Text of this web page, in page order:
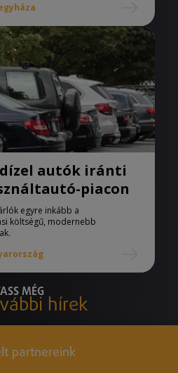
autók iránti
piacon
egyre inkább a
költségű, modernebb
MÉG
hírek
partnereink